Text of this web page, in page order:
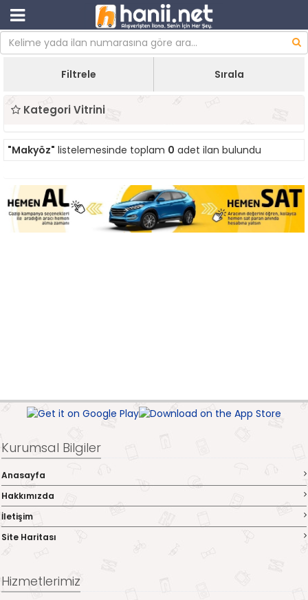
Filtrele Sırala
Kategori Vitrini
"Makyöz" listelemesinde toplam 0 adet ilan bulundu
Kurumsal Bilgiler
Anasayfa
Hakkımızda
İletişim
Site Haritası
Hizmetlerimiz